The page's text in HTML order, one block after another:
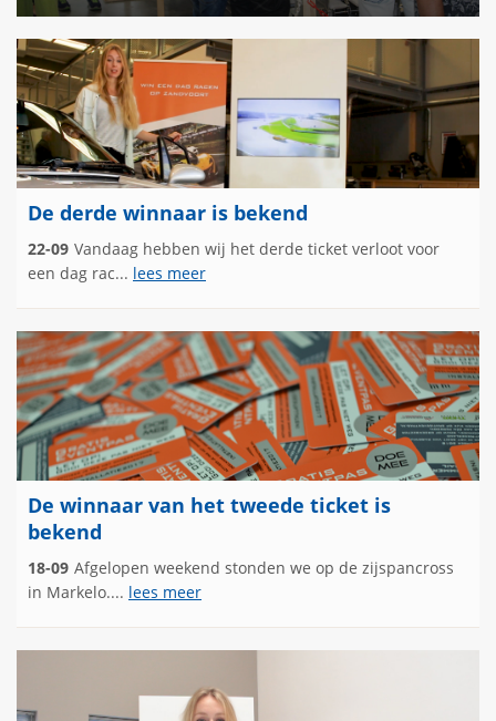
De derde winnaar is bekend
22-09 Vandaag hebben wij het derde ticket verloot voor
een dag rac... lees meer
De winnaar van het tweede ticket is
bekend
18-09 Afgelopen weekend stonden we op de zijspancross
in Markelo.... lees meer